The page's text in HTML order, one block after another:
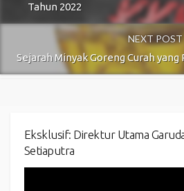
Tahun 2022
NEXT POST
Sejarah Minyak Goreng Curah
Eksklusif: Direktur Utama
Setiaputra